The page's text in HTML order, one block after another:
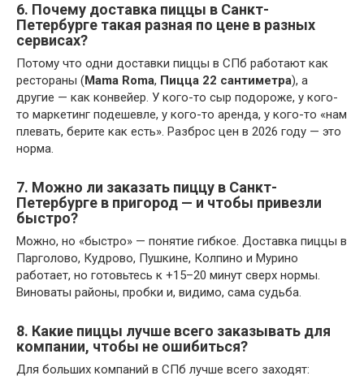
6. Почему доставка пиццы в Санкт-
Петербурге такая разная по цене в разных
сервисах?
Потому что одни доставки пиццы в СПб работают как
рестораны (Mama Roma, Пицца 22 сантиметра), а
другие — как конвейер. У кого-то сыр подороже, у кого-
то маркетинг подешевле, у кого-то аренда, у кого-то «нам
плевать, берите как есть». Разброс цен в 2026 году — это
норма.
7. Можно ли заказать пиццу в Санкт-
Петербурге в пригород — и чтобы привезли
быстро?
Можно, но «быстро» — понятие гибкое. Доставка пиццы в
Парголово, Кудрово, Пушкине, Колпино и Мурино
работает, но готовьтесь к +15–20 минут сверх нормы.
Виноваты районы, пробки и, видимо, сама судьба.
8. Какие пиццы лучше всего заказывать для
компании, чтобы не ошибиться?
Для больших компаний в СПб лучше всего заходят: